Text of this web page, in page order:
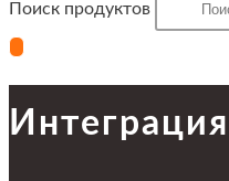
Поиск продуктов